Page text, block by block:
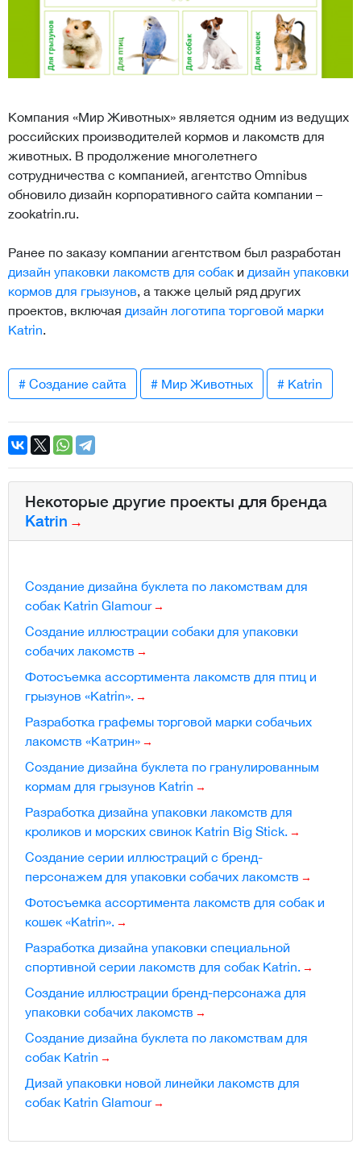
Компания «Мир Животных» является одним из ведущих
российских производителей кормов и лакомств для
животных. В продолжение многолетнего
сотрудничества с компанией, агентство Omnibus
обновило дизайн корпоративного сайта компании –
zookatrin.ru.
Ранее по заказу компании агентством был разработан
дизайн упаковки лакомств для собак и дизайн упаковки
кормов для грызунов, а также целый ряд других
проектов, включая дизайн логотипа торговой марки
Katrin.
# Создание сайта # Мир Животных # Katrin
Некоторые другие проекты для бренда
Katrin
Создание дизайна буклета по лакомствам для
собак Katrin Glamour
Создание иллюстрации собаки для упаковки
собачих лакомств
Фотосъемка ассортимента лакомств для птиц и
грызунов «Katrin».
Разработка графемы торговой марки собачьих
лакомств «Катрин»
Создание дизайна буклета по гранулированным
кормам для грызунов Katrin
Разработка дизайна упаковки лакомств для
кроликов и морских свинок Katrin Big Stick.
Создание серии иллюстраций с бренд-
персонажем для упаковки собачих лакомств
Фотосъемка ассортимента лакомств для собак и
кошек «Katrin».
Разработка дизайна упаковки специальной
спортивной серии лакомств для собак Katrin.
Создание иллюстрации бренд-персонажа для
упаковки собачих лакомств
Создание дизайна буклета по лакомствам для
собак Katrin
Дизай упаковки новой линейки лакомств для
собак Katrin Glamour